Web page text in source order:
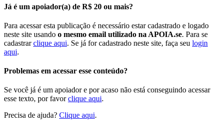
Já é um apoiador(a) de R$ 20 ou mais?
Para acessar esta publicação é necessário estar cadastrado e logado
neste site usando o mesmo email utilizado na APOIA.se. Para se
cadastrarclique aqui. Se já for cadastrado neste site, faça seu login
aqui.
Problemas em acessar esse conteúdo?
Se você já é um apoiador e por acaso não está conseguindo acessar
esse texto, por favorclique aqui.
Precisa de ajuda? Clique aqui.